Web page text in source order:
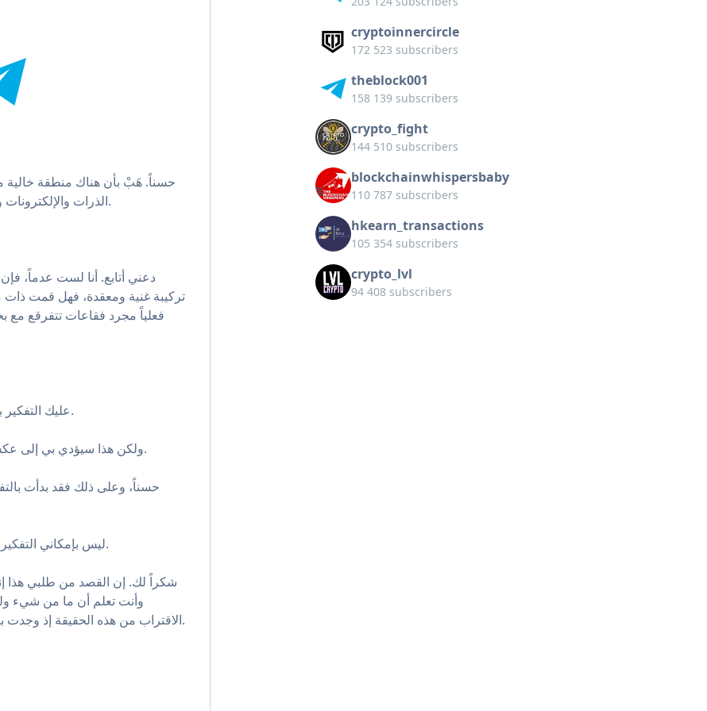
حسناً. هَبْ بأن هناك منطقة خالية
الذرات والإلكترونات والفوتونات ... إلخ . ما يتبقى حينها هو أنا.
دعني أتابع. أنا لست عدماً،
تركيبة غنية ومعقدة، فهل قمت
فعلياً مجرد فقاعات تتفرقع مع
عليك التفكير بي من خلال هذه الآلية وعلى ذاك النحو.
• ولكن هذا سيؤدي بي إلى عكس كل مفاهيمي السابقة حول الفراغ.
حسناً، وعلى ذلك فقد بدأت
• ليس بإمكاني التفكير بأحد سواك ممن هو أهل لهذه المهمة.
شكراً لك. إن القصد من طلبي هذا
وأنت تعلم أن ما من شيء
الاقتراب من هذه الحقيقة إذ وجدت بأن عبارتك تبعث على الإهانة إلى حد ما.
cryptoinnercircle
172 523 subscribers
theblock001
158 139 subscribers
crypto_fight
144 510 subscribers
blockchainwhispersbaby
110 787 subscribers
hkearn_transactions
105 354 subscribers
crypto_lvl
94 408 subscribers